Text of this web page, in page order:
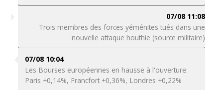
07/08 11:08
Trois membres des forces yéménites tués dans une
nouvelle attaque houthie (source militaire)
07/08 10:04
Les Bourses européennes en hausse à l'ouverture:
Paris +0,14%, Francfort +0,36%, Londres +0,22%